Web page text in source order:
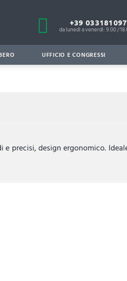
+39
da lunedì a venerdì: 9.00 /
UFFICIO E CONGRESSI
e precisi, design ergonomico.